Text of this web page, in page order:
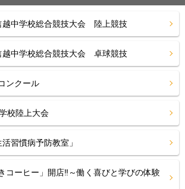
越中学校総合競技大会 陸上競技
越中学校総合競技大会 卓球競技
ンクール
校陸上大会
習慣病予防教室」
コーヒー」開店‼︎～働く喜びと学びの体験